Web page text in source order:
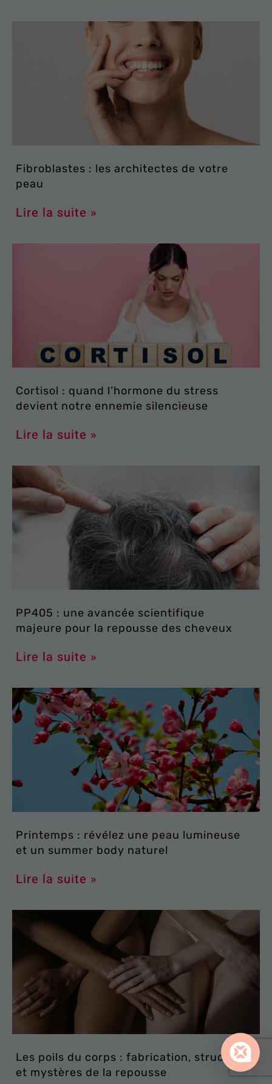
Fibroblastes : les architectes de votre
peau
Lire la suite »
Cortisol : quand l’hormone du stress
devient notre ennemie silencieuse
Lire la suite »
PP405 : une avancée scientifique
majeure pour la repousse des cheveux
Lire la suite »
Printemps : révélez une peau lumineuse
et un summer body naturel
Lire la suite »
Les poils du corps : fabrication, structure
et mystères de la repousse